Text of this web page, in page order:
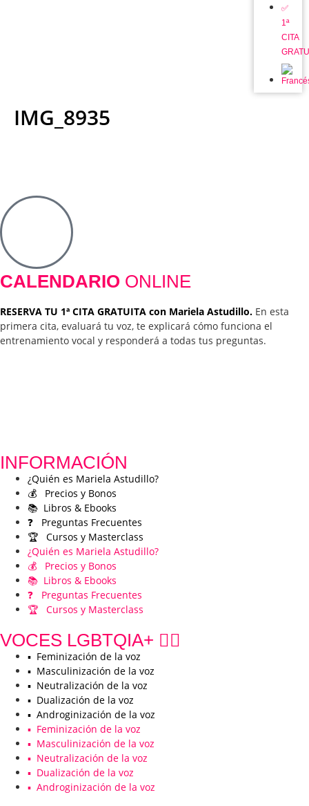
✅
1ª
CITA
IMG_8935
CALENDARIO ONLINE
RESERVA TU 1ª CITA GRATUITA con Mariela Astudillo. En esta
primera cita, evaluará tu voz, te explicará cómo funciona el
entrenamiento vocal y responderá a todas tus preguntas.
INFORMACIÓN
¿Quién es Mariela Astudillo?
💰 Precios y Bonos
📚 Libros & Ebooks
❓ Preguntas Frecuentes
🏆 Cursos y Masterclass
¿Quién es Mariela Astudillo?
💰 Precios y Bonos
📚 Libros & Ebooks
❓ Preguntas Frecuentes
🏆 Cursos y Masterclass
VOCES LGBTQIA+ 🏳️‍🌈
▪️ Feminización de la voz
▪️ Masculinización de la voz
▪️ Neutralización de la voz
▪️ Dualización de la voz
▪️ Androginización de la voz
▪️ Feminización de la voz
▪️ Masculinización de la voz
▪️ Neutralización de la voz
▪️ Dualización de la voz
▪️ Androginización de la voz